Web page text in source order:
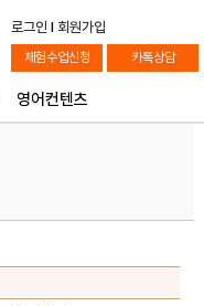
로그인 l 회원가입
체험수업신청 카톡상담
영어컨텐츠